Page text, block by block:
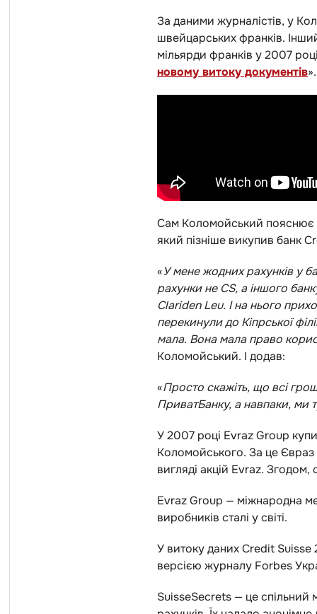
За даними журналістів, у
швейцарських франків.
мільярди франків у 2007
новому витоку документів».
Сам Коломойський пояснює
який пізніше викупив банк
«У мене жодних рахунків у
рахунки не CS, а іншого
Clariden Leu. І на нього
перекинули до Кіпрської
мала. Вона мала право
Коломойський. І додав:
«Просто скажіть, що всі
ПриватБанку, а навпаки, ми
У 2007 році Evraz Group
Коломойського. За це
вигляді акцій Evraz.
Evraz Group — міжнародна
виробників сталі у світі.
У витоку даних Credit Suisse
версією журналу Forbes
SuisseSecrets — це спільний